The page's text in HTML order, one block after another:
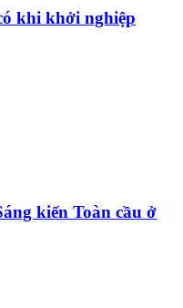
khi khởi nghiệp
kiến Toàn cầu ở